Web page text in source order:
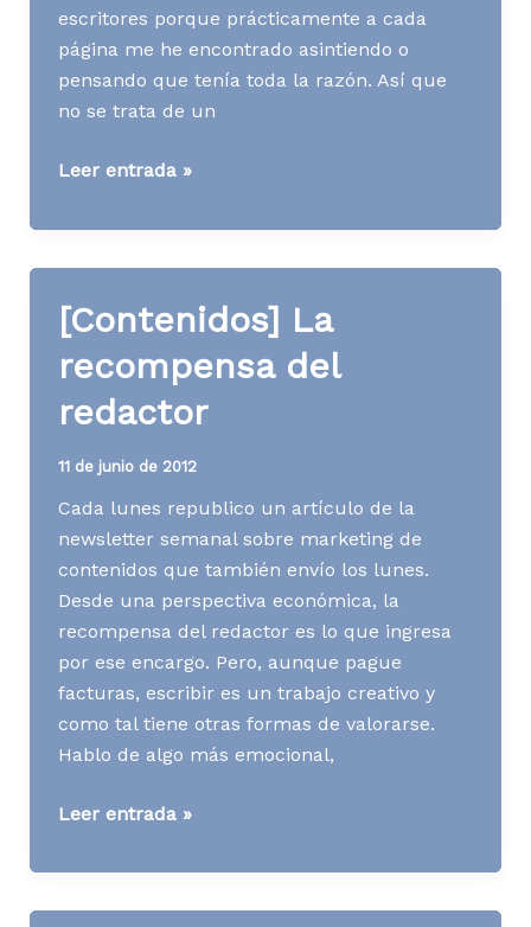
escritores porque prácticamente a cada
página me he encontrado asintiendo o
pensando que tenía toda la razón. Así que
no se trata de un
[Contenidos]
escritor
tribu»
Leer entrada »
[Contenidos] La
recompensa del
redactor
11 de junio de 2012
Cada lunes republico un artículo de la
newsletter semanal sobre marketing de
contenidos que también envío los lunes.
Desde una perspectiva económica, la
recompensa del redactor es lo que ingresa
por ese encargo. Pero, aunque pague
facturas, escribir es un trabajo creativo y
como tal tiene otras formas de valorarse.
Hablo de algo más emocional,
[Contenidos]
recompensa
Leer entrada »